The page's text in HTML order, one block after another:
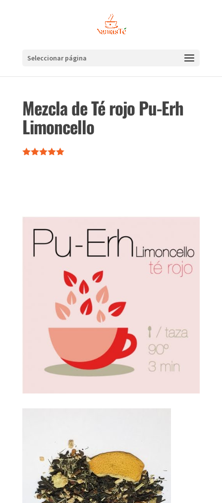
Seleccionar página
Mezcla de Té rojo Pu-Erh
Limoncello